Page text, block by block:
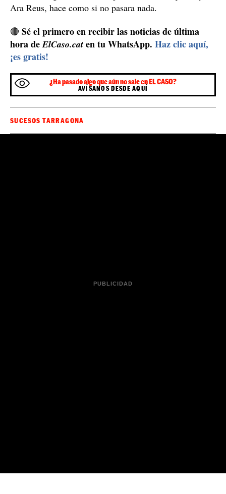
Ara Reus, hace como si no pasara nada.
🔴 Sé el primero en recibir las noticias de última
hora deElCaso.cat en tu WhatsApp. Haz clic aquí,
¡es gratis!
¿Ha pasado algo que aún no sale en EL CASO?
AVÍSANOS DESDE AQUÍ
SUCESOS TARRAGONA